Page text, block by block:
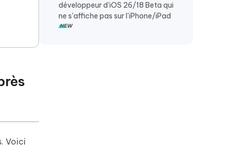
développeur d'iOS 26/18 Beta qui
ne s'affiche pas sur l'iPhone/iPad
Voici